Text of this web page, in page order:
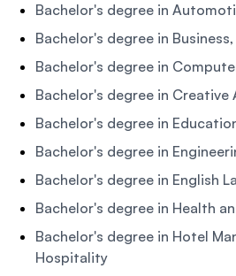
Bachelor's degree in
Bachelor's degree in
Bachelor's degree in
Bachelor's degree in Creative
Bachelor's degree in
Bachelor's degree in
Bachelor's degree in English
Bachelor's degree in Health
Bachelor's degree in Hotel
Hospitality